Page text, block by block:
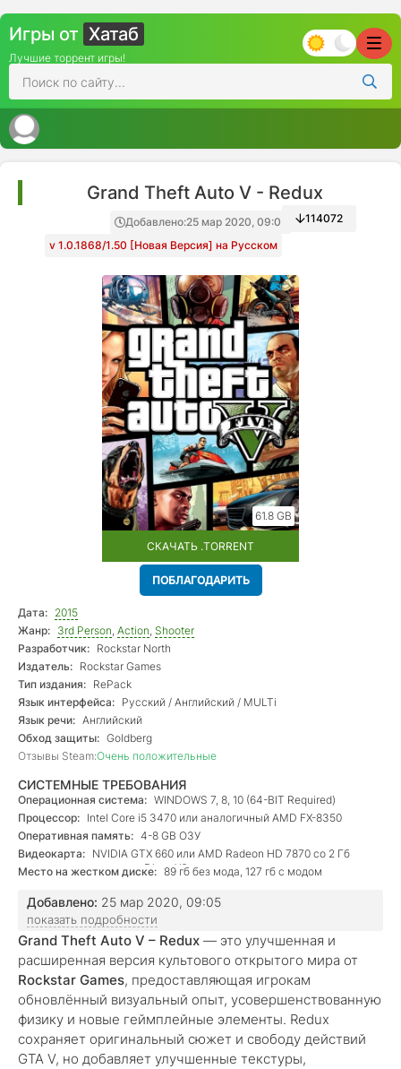
Игры от Хатаб
Лучшие торрент игры!
Grand Theft Auto V - Redux
Добавлено:25 мар 2020, 09:05
v 1.0.1868/1.50 [Новая Версия] на Русском
114072
61.8 GB
СКАЧАТЬ .TORRENT
ПОБЛАГОДАРИТЬ
Дата: 2015
Жанр: 3rd Person, Action, Shooter
Разработчик: Rockstar North
Издатель: Rockstar Games
Тип издания: RePack
Язык интерфейса: Русский / Английский / MULTi
Язык речи: Английский
Обход защиты: Goldberg
Отзывы Steam:Очень положительные
СИСТЕМНЫЕ ТРЕБОВАНИЯ
Операционная система: WINDOWS 7, 8, 10 (64-BIT Required)
Процессор: Intel Core i5 3470 или аналогичный AMD FX-8350
Оперативная память: 4-8 GB ОЗУ
Видеокарта: NVIDIA GTX 660 или AMD Radeon HD 7870 со 2 Гб
памяти, совместимая с DirectX®
Место на жестком диске: 89 гб без мода, 127 гб с модом
Добавлено: 25 мар 2020, 09:05
показать подробности
Grand Theft Auto V – Redux — это улучшенная и
расширенная версия культового открытого мира от
Rockstar Games, предоставляющая игрокам
обновлённый визуальный опыт, усовершенствованную
физику и новые геймплейные элементы. Redux
сохраняет оригинальный сюжет и свободу действий
GTA V, но добавляет улучшенные текстуры,